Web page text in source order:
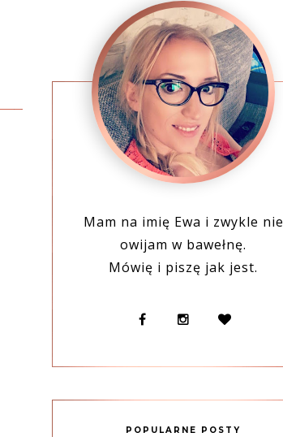
Mam na imię Ewa i zwykle nie
owijam w bawełnę.
Mówię i piszę jak jest.
POPULARNE POSTY